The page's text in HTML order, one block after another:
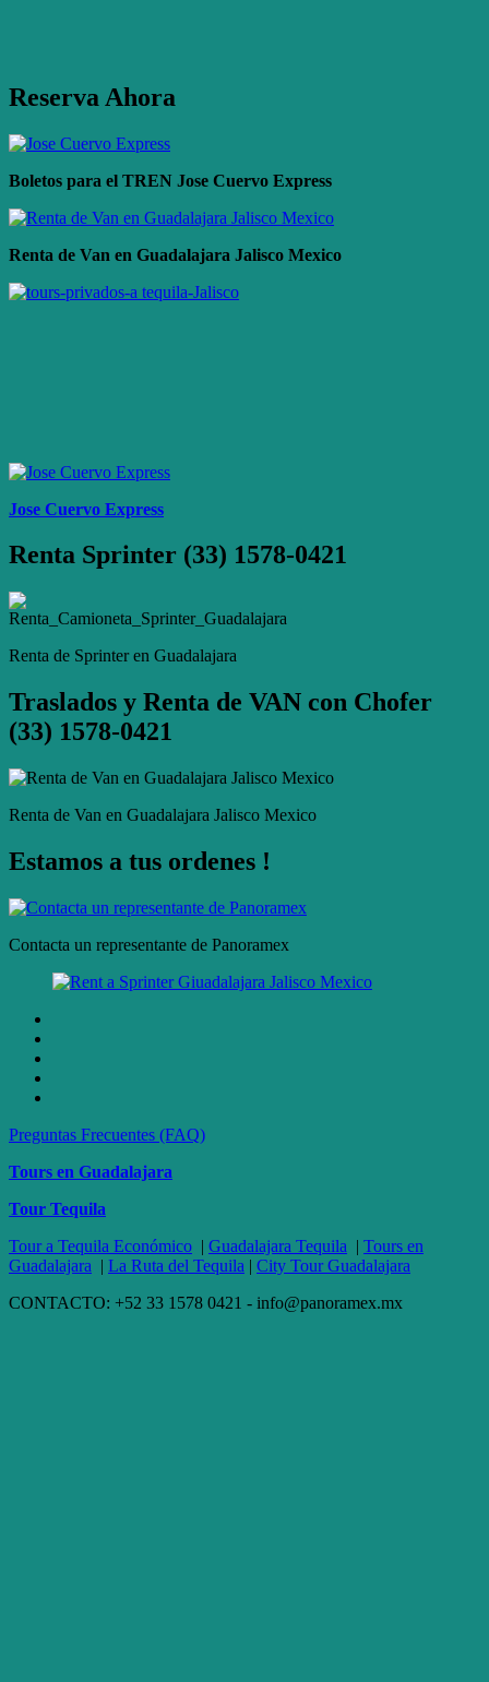
Reserva Ahora
Boletos para el TREN Jose Cuervo Express
Renta de Van en Guadalajara Jalisco Mexico
Jose Cuervo Express
Renta Sprinter (33) 1578-0421
Renta de Sprinter en Guadalajara
Traslados y Renta de VAN con Chofer
(33) 1578-0421
Renta de Van en Guadalajara Jalisco Mexico
Estamos a tus ordenes !
Contacta un representante de Panoramex
Preguntas Frecuentes (FAQ)
Tours en Guadalajara
Tour Tequila
Tour a Tequila Económico | Guadalajara Tequila | Tours en
Guadalajara | La Ruta del Tequila | City Tour Guadalajara
CONTACTO: +52 33 1578 0421 - info@panoramex.mx